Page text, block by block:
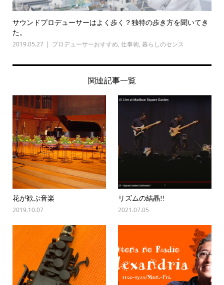
サウンドプロデューサーはよく歩く？独特の歩き方を聞いてき
た。
2019.05.27 プロデューサーおすすめ, 仕事術, 暮らしのセンス
関連記事一覧
花が歓ぶ音楽
2019.10.07
リズムの結晶!!
2021.07.05